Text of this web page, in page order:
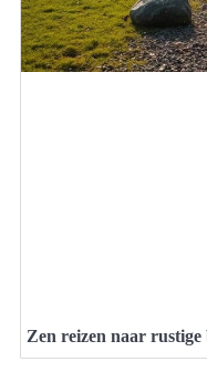
Zen reizen naar